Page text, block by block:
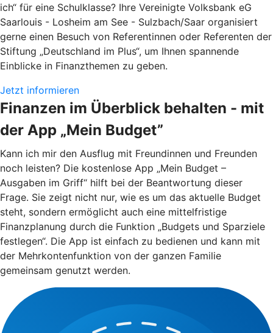
ich“ für eine Schulklasse? Ihre Vereinigte Volksbank eG
Saarlouis - Losheim am See - Sulzbach/Saar organisiert
gerne einen Besuch von Referentinnen oder Referenten der
Stiftung „Deutschland im Plus“, um Ihnen spannende
Einblicke in Finanzthemen zu geben.
Jetzt informieren
Finanzen im Überblick behalten - mit
der App „Mein Budget”
Kann ich mir den Ausflug mit Freundinnen und Freunden
noch leisten? Die kostenlose App „Mein Budget –
Ausgaben im Griff“ hilft bei der Beantwortung dieser
Frage. Sie zeigt nicht nur, wie es um das aktuelle Budget
steht, sondern ermöglicht auch eine mittelfristige
Finanzplanung durch die Funktion „Budgets und Sparziele
festlegen“. Die App ist einfach zu bedienen und kann mit
der Mehrkontenfunktion von der ganzen Familie
gemeinsam genutzt werden.